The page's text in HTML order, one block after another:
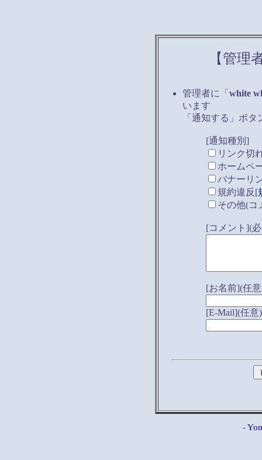
【管理
管理者に「 white
います
「通知する」ボ
[通知種別]
リンク切
ホームペ
バナーリ
規約違反[
その他(コ
[コメント](
[お名前](任
[E-Mail](任意)
-